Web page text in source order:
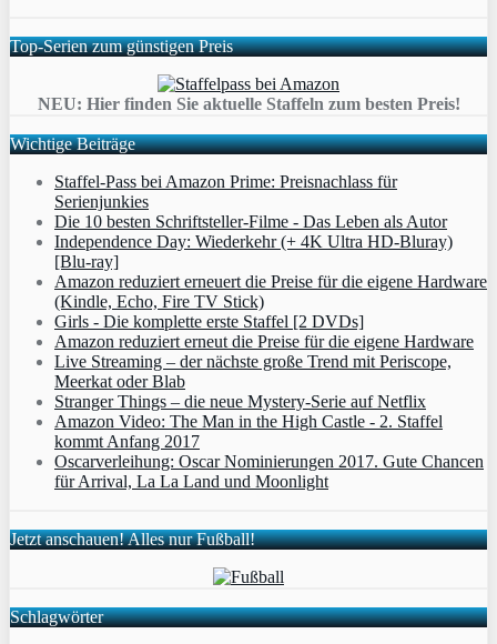
Top-Serien zum günstigen Preis
NEU: Hier finden Sie aktuelle Staffeln zum besten Preis!
Wichtige Beiträge
Staffel-Pass bei Amazon Prime: Preisnachlass für
Serienjunkies
Die 10 besten Schriftsteller-Filme - Das Leben als Autor
Independence Day: Wiederkehr (+ 4K Ultra HD-Bluray)
[Blu-ray]
Amazon reduziert erneuert die Preise für die eigene Hardware
(Kindle, Echo, Fire TV Stick)
Girls - Die komplette erste Staffel [2 DVDs]
Amazon reduziert erneut die Preise für die eigene Hardware
Live Streaming – der nächste große Trend mit Periscope,
Meerkat oder Blab
Stranger Things – die neue Mystery-Serie auf Netflix
Amazon Video: The Man in the High Castle - 2. Staffel
kommt Anfang 2017
Oscarverleihung: Oscar Nominierungen 2017. Gute Chancen
für Arrival, La La Land und Moonlight
Jetzt anschauen! Alles nur Fußball!
Schlagwörter